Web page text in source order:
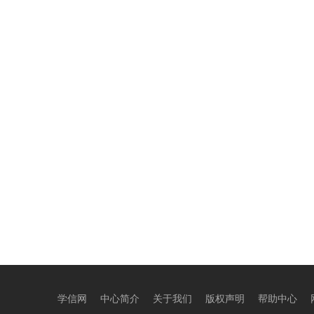
学信网 中心简介 关于我们 版权声明 帮助中心